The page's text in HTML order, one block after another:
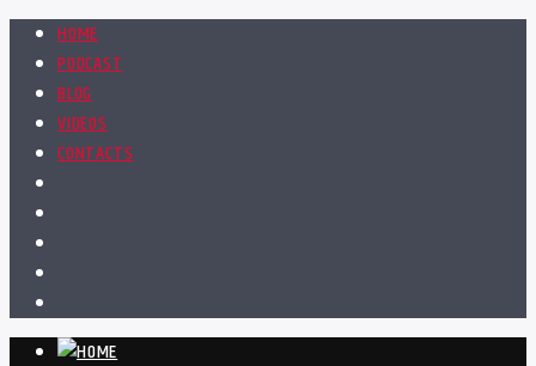
HOME
PODCAST
BLOG
VIDEOS
CONTACTS